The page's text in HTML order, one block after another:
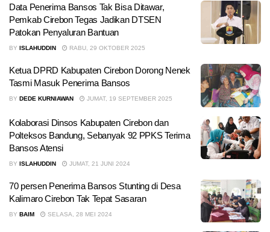
Data Penerima Bansos Tak Bisa Ditawar,
Pemkab Cirebon Tegas Jadikan DTSEN
Patokan Penyaluran Bantuan
BY ISLAHUDDIN RABU, 29 OKTOBER 2025
Ketua DPRD Kabupaten Cirebon Dorong Nenek
Tasmi Masuk Penerima Bansos
BY DEDE KURNIAWAN JUMAT, 19 SEPTEMBER 2025
Kolaborasi Dinsos Kabupaten Cirebon dan
Polteksos Bandung, Sebanyak 92 PPKS Terima
Bansos Atensi
BY ISLAHUDDIN JUMAT, 21 JUNI 2024
70 persen Penerima Bansos Stunting di Desa
Kalimaro Cirebon Tak Tepat Sasaran
BY BAIM SELASA, 28 MEI 2024